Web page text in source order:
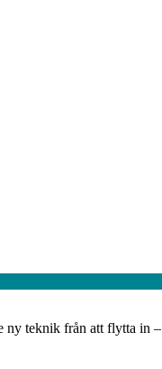
ny teknik från att flytta in